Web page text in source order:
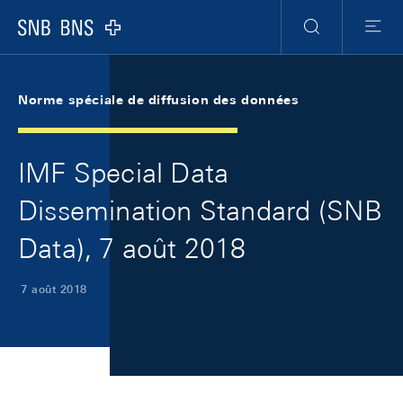
Logo
RechercheMenu
Norme spéciale de diffusion des données
IMF Special Data
Dissemination Standard (SNB
Data), 7 août 2018
7 août 2018